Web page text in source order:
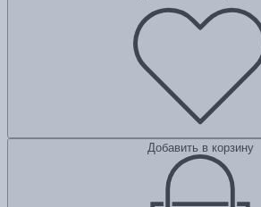
Добавить в корзину